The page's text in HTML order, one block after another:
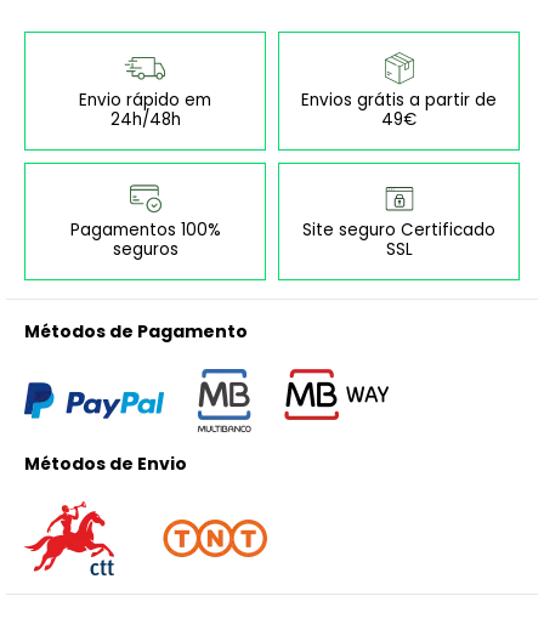
Envio rápido em
24h/48h
Envios grátis a partir de
49€
Pagamentos 100%
seguros
Site seguro Certificado
SSL
Métodos de Pagamento
Métodos de Envio